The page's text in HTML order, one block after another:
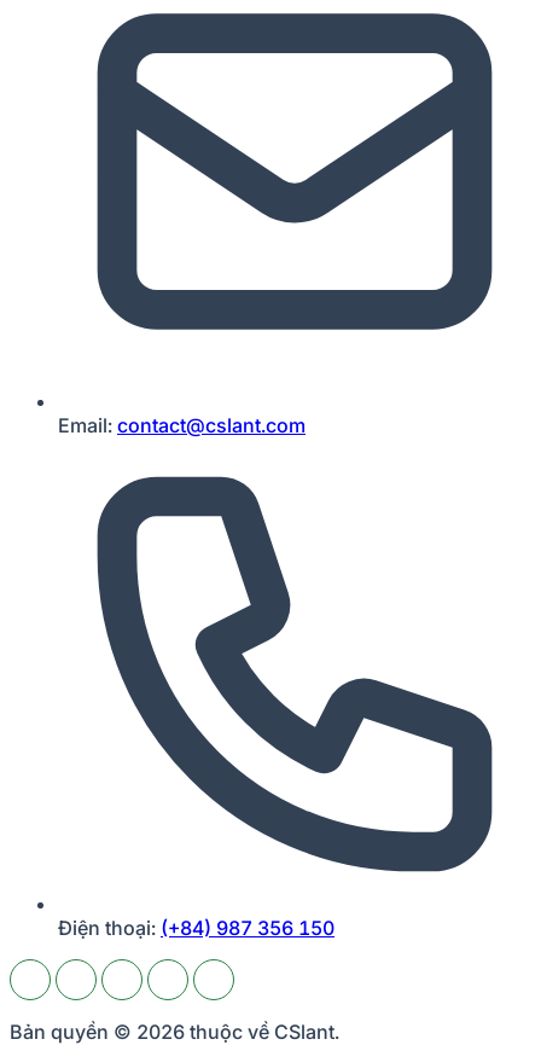
Email: contact@cslant.com
Điện thoại: (+84) 987 356 150
Bản quyền © 2026 thuộc về CSlant.